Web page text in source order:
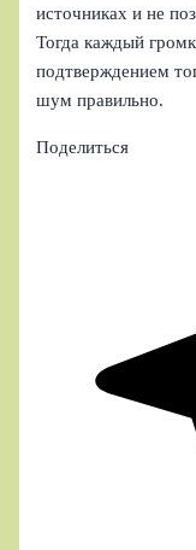
источниках и не
Тогда каждый
подтверждением
шум правильно.
Поделиться